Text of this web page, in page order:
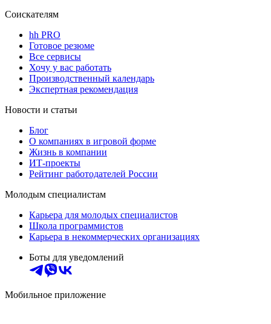
Соискателям
hh PRO
Готовое резюме
Все сервисы
Хочу у вас работать
Производственный календарь
Экспертная рекомендация
Новости и статьи
Блог
О компаниях в игровой форме
Жизнь в компании
ИТ-проекты
Рейтинг работодателей России
Молодым специалистам
Карьера для молодых специалистов
Школа программистов
Карьера в некоммерческих организациях
Боты для уведомлений
Мобильное приложение